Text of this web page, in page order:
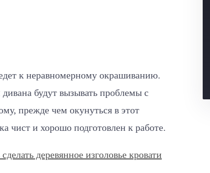
к неравномерному окрашиванию.
будут вызывать проблемы с
прежде чем окунуться в этот
чист и хорошо подготовлен к работе.
деревянное изголовье кровати